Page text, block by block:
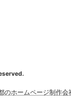
のホームページ制作会